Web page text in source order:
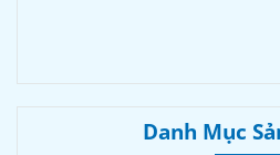
Danh Mục